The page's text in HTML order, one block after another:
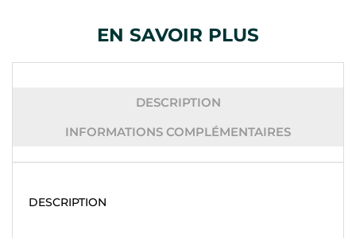
EN SAVOIR PLUS
DESCRIPTION
INFORMATIONS COMPLÉMENTAIRES
DESCRIPTION